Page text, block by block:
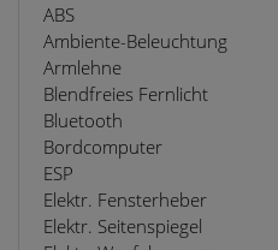
ABS
Ambiente-Beleuchtung
Armlehne
Blendfreies Fernlicht
Bluetooth
Bordcomputer
ESP
Elektr. Fensterheber
Elektr. Seitenspiegel